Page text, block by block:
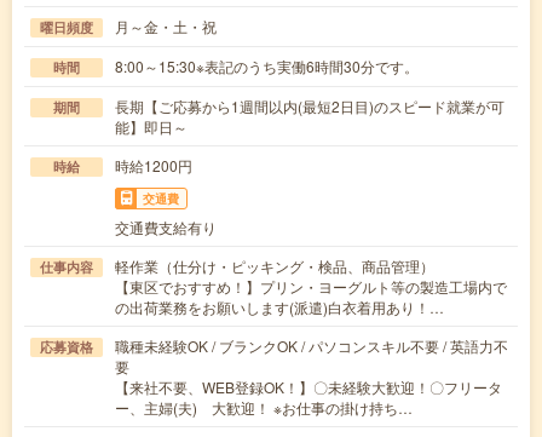
曜日頻度 月～金・土・祝
時間 8:00～15:30※表記のうち実働6時間30分です。
期間
長期【ご応募から1週間以内(最短2日目)のスピード就業が可
能】即日～
時給 時給1200円
交通費
交通費支給有り
仕事内容
軽作業（仕分け・ピッキング・検品、商品管理）
【東区でおすすめ！】プリン・ヨーグルト等の製造工場内で
の出荷業務をお願いします(派遣)白衣着用あり！…
応募資格
職種未経験OK / ブランクOK / パソコンスキル不要 / 英語力不
要
【来社不要、WEB登録OK！】〇未経験大歓迎！〇フリータ
ー、主婦(夫) 大歓迎！ ※お仕事の掛け持ち…